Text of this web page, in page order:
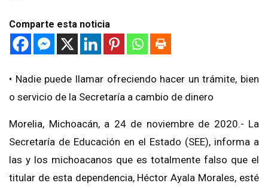
Comparte esta noticia
• Nadie puede llamar ofreciendo hacer un trámite, bien
o servicio de la Secretaría a cambio de dinero
Morelia, Michoacán, a 24 de noviembre de 2020.- La
Secretaría de Educación en el Estado (SEE), informa a
las y los michoacanos que es totalmente falso que el
titular de esta dependencia, Héctor Ayala Morales, esté